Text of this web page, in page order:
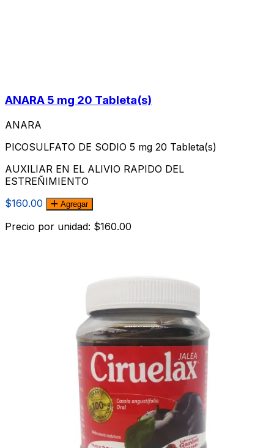
ANARA 5 mg 20 Tableta(s)
ANARA
PICOSULFATO DE SODIO 5 mg 20 Tableta(s)
AUXILIAR EN EL ALIVIO RAPIDO DEL
ESTREÑIMIENTO
$160.00
Agregar
Precio por unidad: $160.00